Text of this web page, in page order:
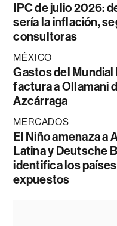
IPC de julio 2026:
sería la inflación,
consultoras
MÉXICO
Gastos del Mundial
factura a Ollamani
Azcárraga
MERCADOS
El Niño amenaza a
Latina y Deutsche
identifica los
expuestos